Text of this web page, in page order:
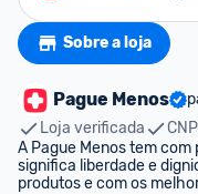
Sobre a loja
Pague Menos
Loja verificada
A Pague Menos tem
significa liberdade e
produtos e com os